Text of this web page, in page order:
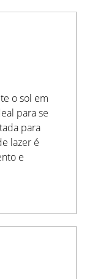
o sol em
para se
para
lazer é
e